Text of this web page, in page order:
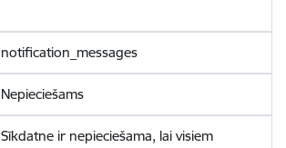
notification_messages
Nepieciešams
Sīkdatne ir nepieciešama, lai visiem